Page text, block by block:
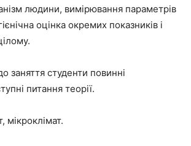
людини, вимірювання параметрів
оцінка окремих показників і
заняття студенти повинні
питання теорії.
мікроклімат.